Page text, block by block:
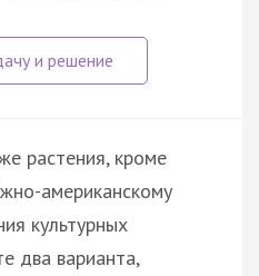
растения, кроме
американскому
культурных
два варианта,